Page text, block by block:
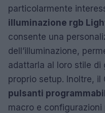
particolarmente
illuminazione rgb
consente una
dell’illuminazione,
adattarla al loro stile di
proprio setup. Inoltre,
pulsanti
macro e configurazioni